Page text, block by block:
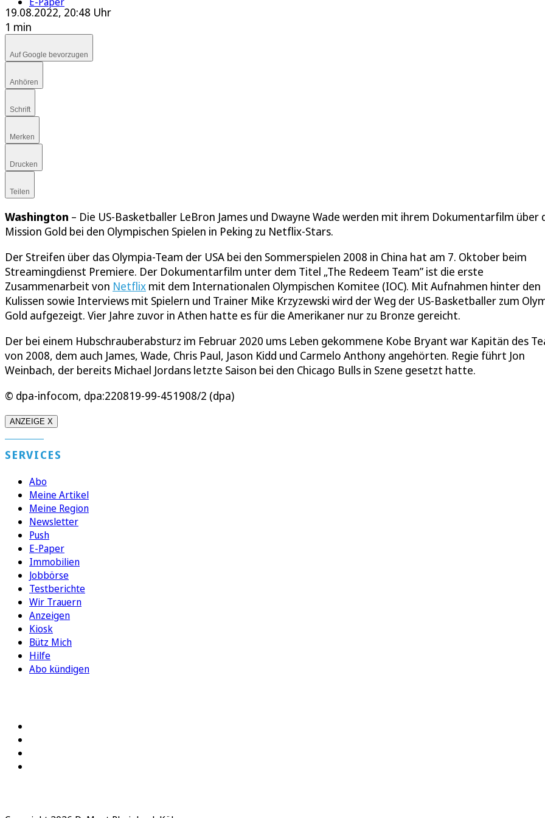
19.08.2022, 20:48 Uhr
1 min
Auf Google bevorzugen
Anhören
Schrift
Merken
Drucken
Teilen
Washington – Die US-Basketballer LeBron James und Dwayne Wade werden mit ihrem Dokumentarfilm über
Mission Gold bei den Olympischen Spielen in Peking zu Netflix-Stars.
Der Streifen über das Olympia-Team der USA bei den Sommerspielen 2008 in China hat am 7. Oktober beim
Streamingdienst Premiere. Der Dokumentarfilm unter dem Titel „The Redeem Team” ist die erste
Zusammenarbeit von Netflix mit dem Internationalen Olympischen Komitee (IOC). Mit Aufnahmen hinter den
Kulissen sowie Interviews mit Spielern und Trainer Mike Krzyzewski wird der Weg der US-Basketballer zum
Gold aufgezeigt. Vier Jahre zuvor in Athen hatte es für die Amerikaner nur zu Bronze gereicht.
Der bei einem Hubschrauberabsturz im Februar 2020 ums Leben gekommene Kobe Bryant war Kapitän des
von 2008, dem auch James, Wade, Chris Paul, Jason Kidd und Carmelo Anthony angehörten. Regie führt Jon
Weinbach, der bereits Michael Jordans letzte Saison bei den Chicago Bulls in Szene gesetzt hatte.
© dpa-infocom, dpa:220819-99-451908/2 (dpa)
ANZEIGE X
SERVICES
Abo
Meine Artikel
Meine Region
Newsletter
Push
E-Paper
Immobilien
Jobbörse
Testberichte
Wir Trauern
Anzeigen
Kiosk
Bütz Mich
Hilfe
Abo kündigen